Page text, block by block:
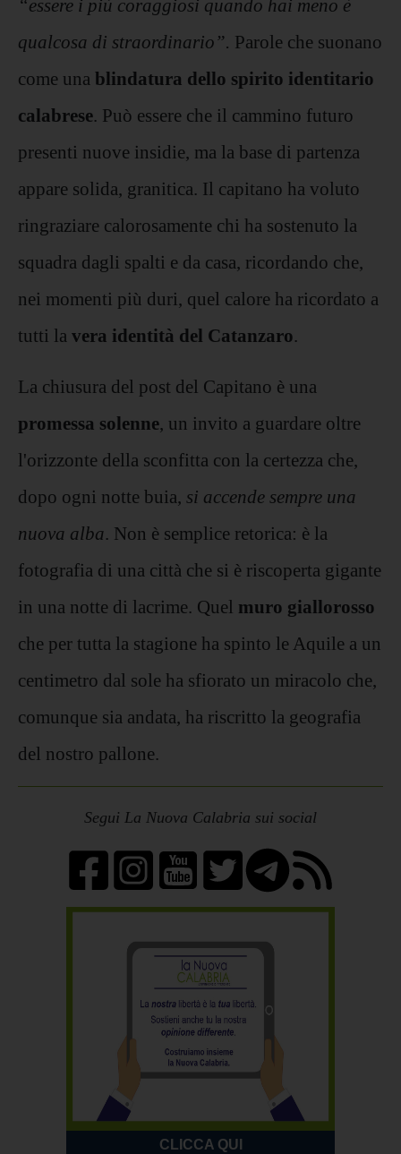
“essere i più coraggiosi quando hai meno è
qualcosa di straordinario”. Parole che suonano
come una blindatura dello spirito identitario
calabrese. Può essere che il cammino futuro
presenti nuove insidie, ma la base di partenza
appare solida, granitica. Il capitano ha voluto
ringraziare calorosamente chi ha sostenuto la
squadra dagli spalti e da casa, ricordando che,
nei momenti più duri, quel calore ha ricordato a
tutti la vera identità del Catanzaro.
La chiusura del post del Capitano è una
promessa solenne, un invito a guardare oltre
l'orizzonte della sconfitta con la certezza che,
dopo ogni notte buia, si accende sempre una
nuova alba. Non è semplice retorica: è la
fotografia di una città che si è riscoperta gigante
in una notte di lacrime. Quel muro giallorosso
che per tutta la stagione ha spinto le Aquile a un
centimetro dal sole ha sfiorato un miracolo che,
comunque sia andata, ha riscritto la geografia
del nostro pallone.
Segui La Nuova Calabria sui social
CLICCA QUI